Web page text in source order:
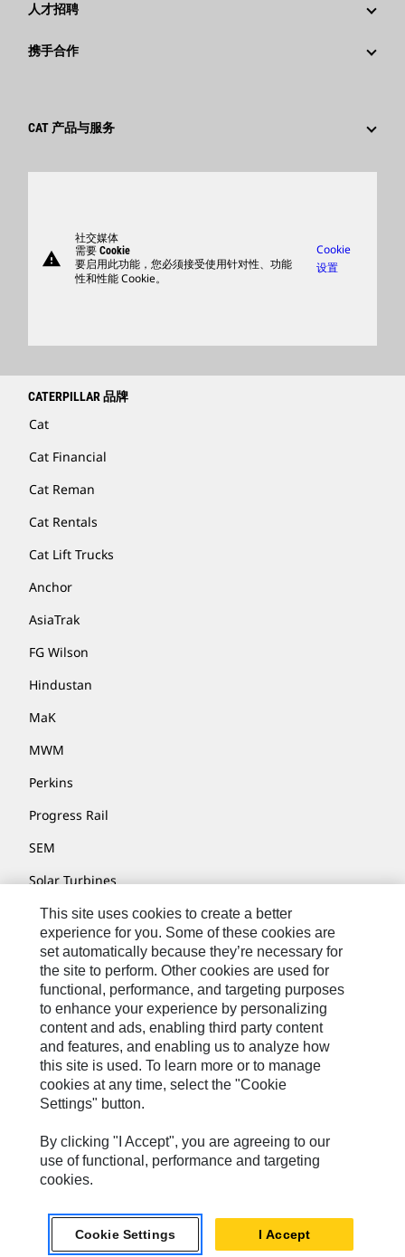
行为准则
创新
人才招聘
为什么选择卡特彼勒？
携手合作
供应商
CAT 产品与服务
商品warning
社交媒体
需要 Cookie
要启用此功能，您必须接受使用针对性、功能
性和性能 Cookie。
Cookie
设置
CATERPILLAR 品牌
Cat
Cat Financial
Cat Reman
Cat Rentals
Cat Lift Trucks
Anchor
AsiaTrak
FG Wilson
Hindustan
MaK
MWM
Perkins
Progress Rail
SEM
Solar Turbines
SPM Oil & Gas
Turner Powertrain Systems
联系我们
网站地图
Cookie Settings
法律声明
隐私条款
Cat.com
2026 卡特彼勒 保留所有权利
This site uses cookies to create a better
experience for you. Some of these cookies are
set automatically because they’re necessary for
the site to perform. Other cookies are used for
functional, performance, and targeting purposes
to enhance your experience by personalizing
content and ads, enabling third party content
and features, and enabling us to analyze how
this site is used. To learn more or to manage
cookies at any time, select the "Cookie
Settings" button.
By clicking "I Accept", you are agreeing to our
use of functional, performance and targeting
cookies.
Cookie Settings I Accept